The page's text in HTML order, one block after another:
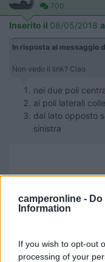
camperonline -
Information
If you wish to opt-out
processing of your
700
Inserito il 08/05/2018
In risposta al messaggio
Non vedo il link? Ciao
nei due poli
ai poli laterali
dal lato opposto
sinistra